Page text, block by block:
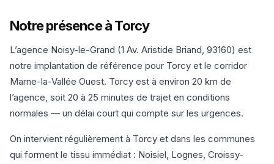
Notre présence à Torcy
L’agence Noisy-le-Grand (1 Av. Aristide Briand, 93160) est
notre implantation de référence pour Torcy et le corridor
Marne-la-Vallée Ouest. Torcy est à environ 20 km de
l’agence, soit 20 à 25 minutes de trajet en conditions
normales — un délai court qui compte sur les urgences.
On intervient régulièrement à Torcy et dans les communes
qui forment le tissu immédiat : Noisiel, Lognes, Croissy-